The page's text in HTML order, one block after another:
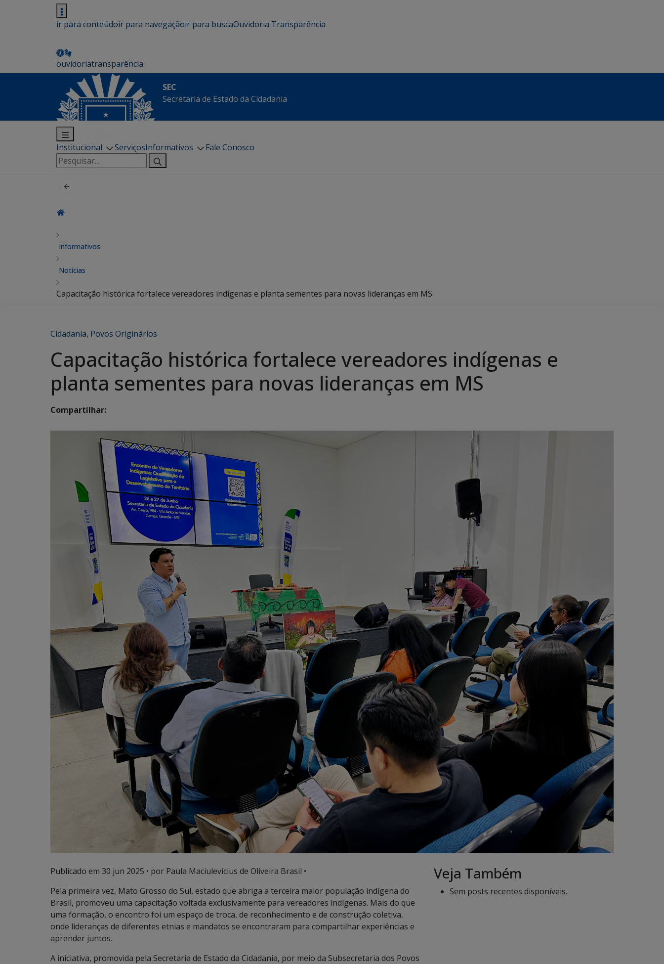
ir para conteúdoir para navegaçãoir para buscaOuvidoria Transparência
ouvidoriatransparência
SEC
Secretaria de Estado da Cidadania
Institucional ServiçosInformativos
Fale Conosco
Pesquisar
por:
Informativos
Notícias
Capacitação histórica fortalece vereadores indígenas e planta sementes para novas lideranças em MS
Cidadania, Povos Originários
Capacitação histórica fortalece vereadores indígenas e
planta sementes para novas lideranças em MS
Compartilhar:
Publicado em 30 jun 2025 • por Paula Maciulevicius de Oliveira Brasil •
Pela primeira vez, Mato Grosso do Sul, estado que abriga a terceira maior população indígena do
Brasil, promoveu uma capacitação voltada exclusivamente para vereadores indígenas. Mais do que
uma formação, o encontro foi um espaço de troca, de reconhecimento e de construção coletiva,
onde lideranças de diferentes etnias e mandatos se encontraram para compartilhar experiências e
aprender juntos.
A iniciativa, promovida pela Secretaria de Estado da Cidadania, por meio da Subsecretaria dos Povos
Veja Também
Sem posts recentes disponíveis.